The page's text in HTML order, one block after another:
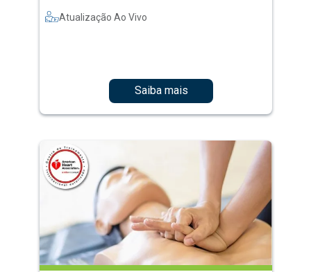
Atualização Ao Vivo
Saiba mais